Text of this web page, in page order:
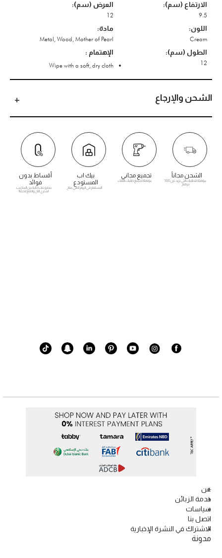
الارتفاع (سم):
9.5
العرض (سم):
12
اللون:
Cream
مادة:
Metal, Wood, Mother of Pearl
الطول (سم):
12
الإهتمام :
Wipe with a soft, dry cloth
الشحن والإرجاع
الشحن مجاناً
مؤهلة للطلبات التي تزيد عن 500
درهم
تجميع مجاني
مؤهلة لجميع طلبات الأثاث
بيك اب
المستودع
الاستلام في اليوم التالي متاح
أقساط بدون
فوائد
مدفوعات خالية من المتاعب.
اشتري الآن وادفع لاحقًا!
عن
خدمة الزبائن
سياسات
اتصل بنا
الاشتراك في النشرة الإخبارية
مدونة